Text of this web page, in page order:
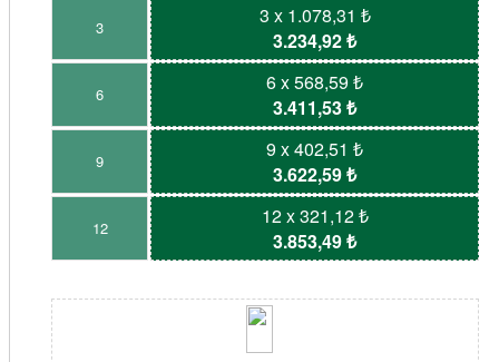
3
3 x 1.078,31 ₺
3.234,92 ₺
6
6 x 568,59 ₺
3.411,53 ₺
9
9 x 402,51 ₺
3.622,59 ₺
12
12 x 321,12 ₺
3.853,49 ₺